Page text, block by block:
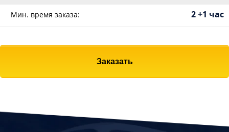
Мин. время заказа: 2 +1 час
Заказать